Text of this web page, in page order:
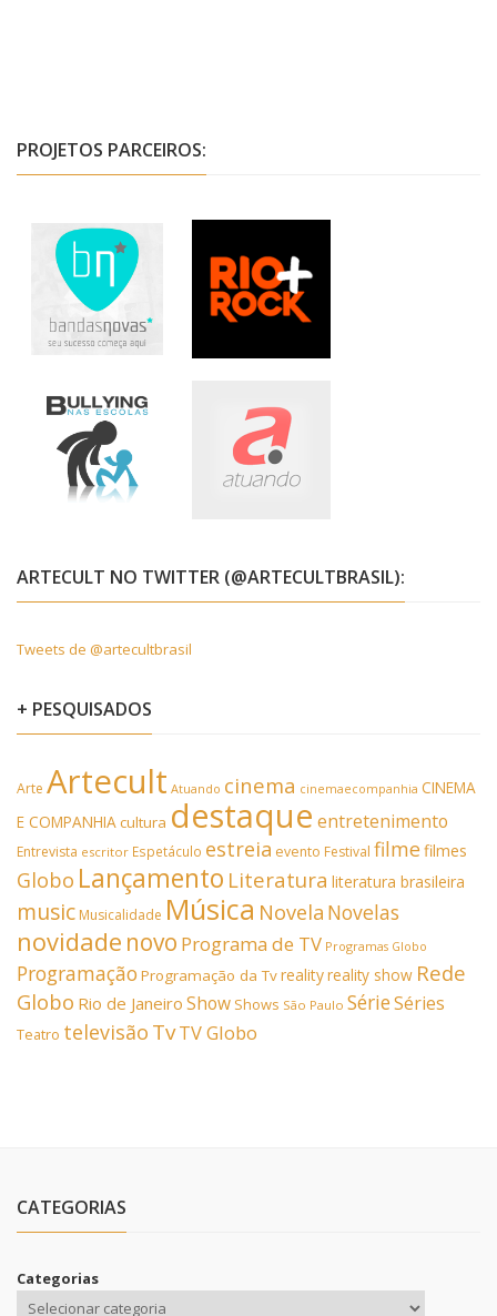
PROJETOS PARCEIROS:
ARTECULT NO TWITTER (@ARTECULTBRASIL):
Tweets de @artecultbrasil
+ PESQUISADOS
Arte Artecult Atuando cinema cinemaecompanhia CINEMA
E COMPANHIAcultura destaque entretenimento
Entrevista escritor Espetáculo estreia evento Festival filmefilmes
Globo Lançamento Literatura literatura brasileira
music Musicalidade Música Novela Novelas
novidade novo Programa de TV Programas Globo
Programação Programação da Tvrealityreality show Rede
Globo Rio de Janeiro Show Shows São Paulo SérieSéries
Teatro televisão TvTV Globo
CATEGORIAS
Categorias